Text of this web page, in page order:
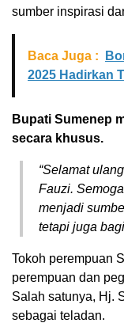
sumber inspirasi
Baca Juga :
2025 Hadirkan
Bupati Sumenep
secara khusus.
“Selamat
Fauzi.
menjadi
tetapi juga
Tokoh perempuan
perempuan dan
Salah satunya, Hj.
sebagai teladan.